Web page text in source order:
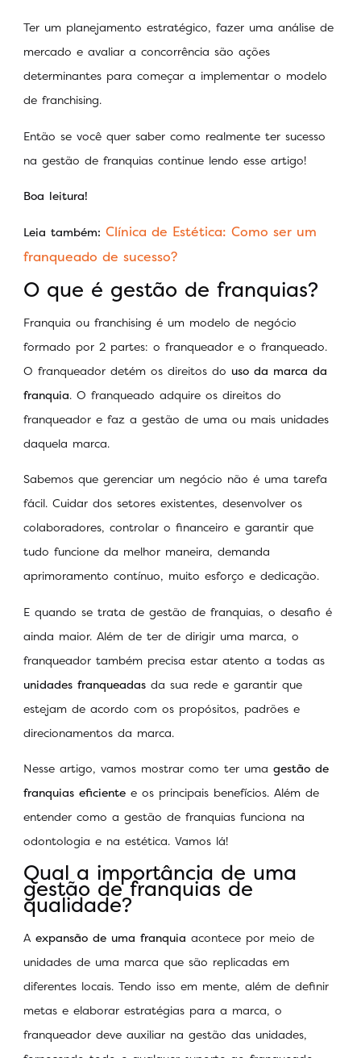
Ter um planejamento estratégico, fazer uma análise de
mercado e avaliar a concorrência são ações
determinantes para começar a implementar o modelo
de franchising.
Então se você quer saber como realmente ter sucesso
na gestão de franquias continue lendo esse artigo!
Boa leitura!
Leia também: Clínica de Estética: Como ser um
franqueado de sucesso?
O que é gestão de franquias?
Franquia ou franchising é um modelo de negócio
formado por 2 partes: o franqueador e o franqueado.
O franqueador detém os direitos do uso da marca da
franquia. O franqueado adquire os direitos do
franqueador e faz a gestão de uma ou mais unidades
daquela marca.
Sabemos que gerenciar um negócio não é uma tarefa
fácil. Cuidar dos setores existentes, desenvolver os
colaboradores, controlar o financeiro e garantir que
tudo funcione da melhor maneira, demanda
aprimoramento contínuo, muito esforço e dedicação.
E quando se trata de gestão de franquias, o desafio é
ainda maior. Além de ter de dirigir uma marca, o
franqueador também precisa estar atento a todas as
unidades franqueadas da sua rede e garantir que
estejam de acordo com os propósitos, padrões e
direcionamentos da marca.
Nesse artigo, vamos mostrar como ter uma gestão de
franquias eficiente e os principais benefícios. Além de
entender como a gestão de franquias funciona na
odontologia e na estética. Vamos lá!
Qual a importância de uma
gestão de franquias de
qualidade?
A expansão de uma franquia acontece por meio de
unidades de uma marca que são replicadas em
diferentes locais. Tendo isso em mente, além de definir
metas e elaborar estratégias para a marca, o
franqueador deve auxiliar na gestão das unidades,